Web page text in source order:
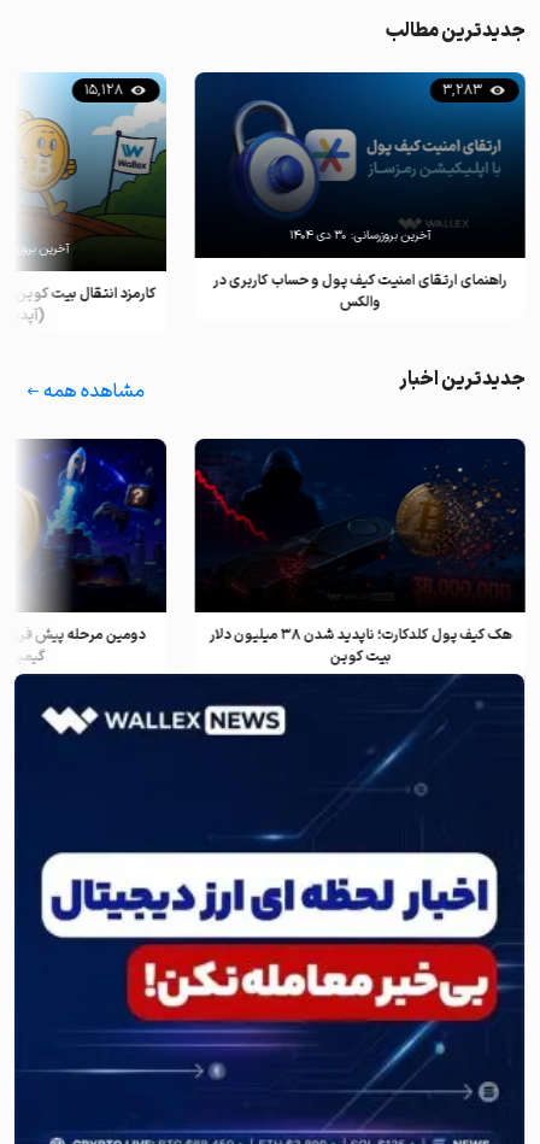
جدیدترین مطالب
راهنمای ارتقای امنیت کیف پول و حساب کاربری در
والکس
3,283
آخرین بروزرسانی: ۳۰ دی ۱۴۰۴
کارمزد انتقال بیت کوین
(آپدیت
15,128
آخرین
جدیدترین اخبار مشاهده همه
هک کیف پول کلدکارت؛ ناپدید شدن ۳۸ میلیون دلار
بیت کوین
دومین مرحله پیش